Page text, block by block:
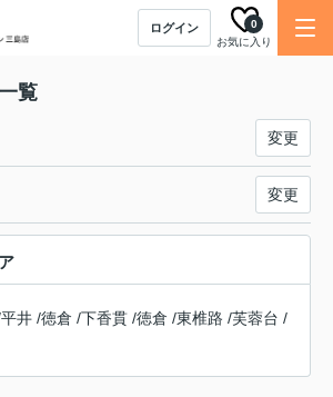
ログイン
お気に入り
0
覧
変更
変更
平井 /徳倉 /下香貫 /徳倉 /東椎路 /芙蓉台 /